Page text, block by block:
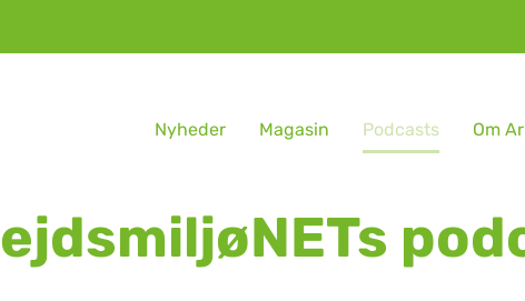
Nyheder Magasin Podcasts Om